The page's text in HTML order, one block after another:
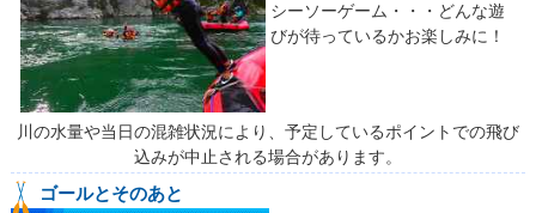
シーソーゲーム・・・どんな遊
びが待っているかお楽しみに！
川の水量や当日の混雑状況により、予定しているポイントでの飛び
込みが中止される場合があります。
ゴールとそのあと